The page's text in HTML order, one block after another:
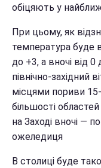
обіцяють у
При цьому, як
температура буде
до +3, а вночі від 0
північно-західний
місцями пориви
більшості
на Заході вночі —
ожеледиця
В столиці буде